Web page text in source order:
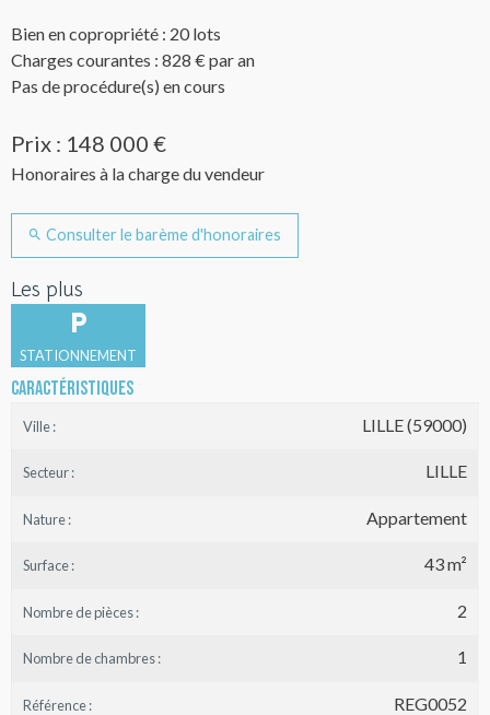
Bien en copropriété : 20 lots
Charges courantes : 828 € par an
Pas de procédure(s) en cours
Prix : 148 000 €
Honoraires à la charge du vendeur
Consulter le barème d'honoraires
Les plus
STATIONNEMENT
Caractéristiques
Ville : LILLE (59000)
Secteur : LILLE
Nature : Appartement
Surface : 43 m²
Nombre de pièces : 2
Nombre de chambres : 1
Référence : REG0052